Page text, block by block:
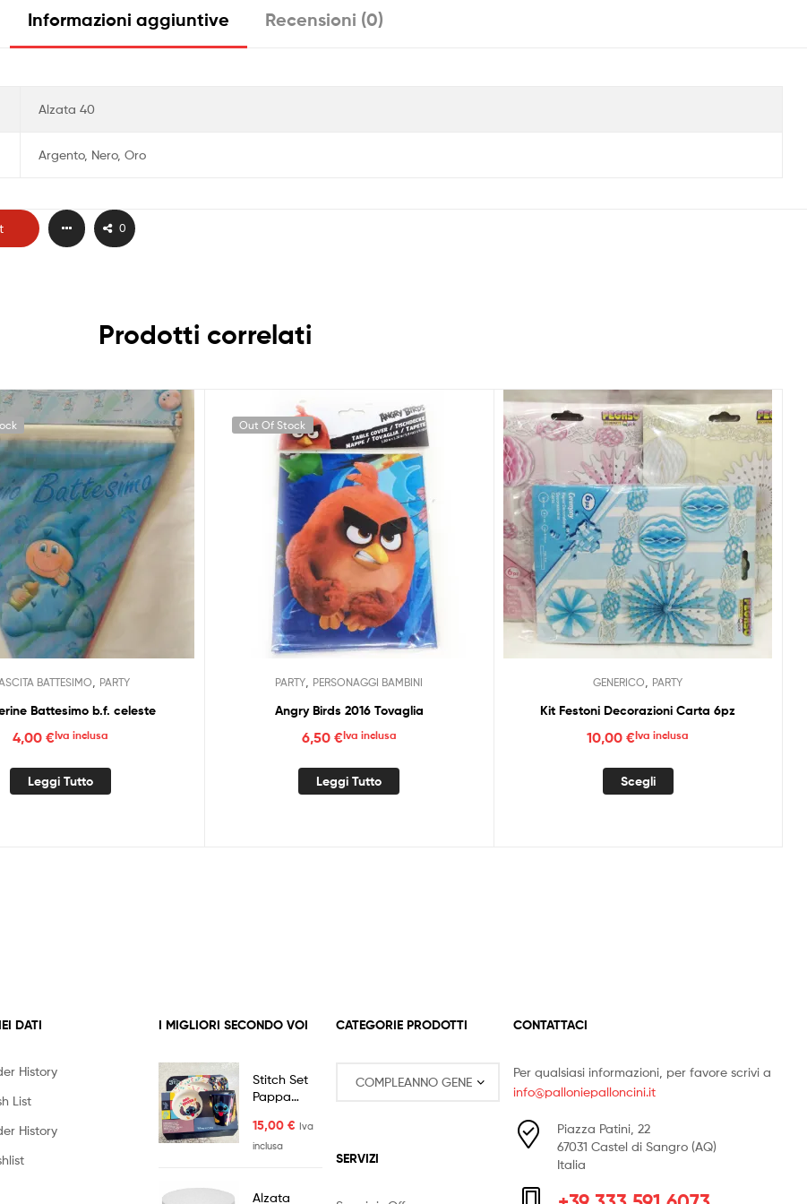
Informazioni aggiuntive Recensioni (0)
Alzata 40
Argento, Nero, Oro
0
Prodotti correlati
BATTESIMO PARTY
Battesimo b.f. celeste
4,00 €Iva inclusa
Leggi Tutto
Out Of Stock
PARTY PERSONAGGI BAMBINI
Angry Birds 2016 Tovaglia
6,50 €Iva inclusa
Leggi Tutto
GENERICO PARTY
Kit Festoni Decorazioni Carta 6pz
10,00€Iva inclusa
Scegli
prodotto
DATI
History
List
History
I MIGLIORI SECONDO VOI
Stitch Set
Pappa
Melamina
15,00€
Iva
inclusa
Alzata
CATEGORIE PRODOTTI
SERVIZI
CONTATTACI
Per qualsiasi informazioni, per favore scrivi a
info@palloniepalloncini.it
Piazza Patini, 22
67031 Castel di Sangro (AQ)
Italia